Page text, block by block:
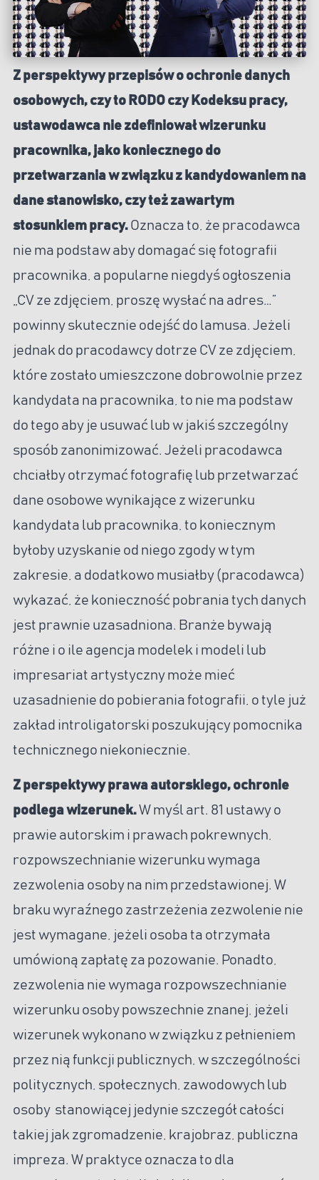
Z perspektywy przepisów o ochronie danych
osobowych, czy to RODO czy Kodeksu pracy,
ustawodawca nie zdefiniował wizerunku
pracownika, jako koniecznego do
przetwarzania w związku z kandydowaniem na
dane stanowisko, czy też zawartym
stosunkiem pracy. Oznacza to, że pracodawca
nie ma podstaw aby domagać się fotografii
pracownika, a popularne niegdyś ogłoszenia
„CV ze zdjęciem, proszę wysłać na adres…”
powinny skutecznie odejść do lamusa. Jeżeli
jednak do pracodawcy dotrze CV ze zdjęciem,
które zostało umieszczone dobrowolnie przez
kandydata na pracownika, to nie ma podstaw
do tego aby je usuwać lub w jakiś szczególny
sposób zanonimizować. Jeżeli pracodawca
chciałby otrzymać fotografię lub przetwarzać
dane osobowe wynikające z wizerunku
kandydata lub pracownika, to koniecznym
byłoby uzyskanie od niego zgody w tym
zakresie, a dodatkowo musiałby (pracodawca)
wykazać, że konieczność pobrania tych danych
jest prawnie uzasadniona. Branże bywają
różne i o ile agencja modelek i modeli lub
impresariat artystyczny może mieć
uzasadnienie do pobierania fotografii, o tyle już
zakład introligatorski poszukujący pomocnika
technicznego niekoniecznie.
Z perspektywy prawa autorskiego, ochronie
podlega wizerunek.W myśl art. 81 ustawy o
prawie autorskim i prawach pokrewnych,
rozpowszechnianie wizerunku wymaga
zezwolenia osoby na nim przedstawionej. W
braku wyraźnego zastrzeżenia zezwolenie nie
jest wymagane, jeżeli osoba ta otrzymała
umówioną zapłatę za pozowanie. Ponadto,
zezwolenia nie wymaga rozpowszechnianie
wizerunku osoby powszechnie znanej, jeżeli
wizerunek wykonano w związku z pełnieniem
przez nią funkcji publicznych, w szczególności
politycznych, społecznych, zawodowych lub
osoby stanowiącej jedynie szczegół całości
takiej jak zgromadzenie, krajobraz, publiczna
impreza. W praktyce oznacza to dla